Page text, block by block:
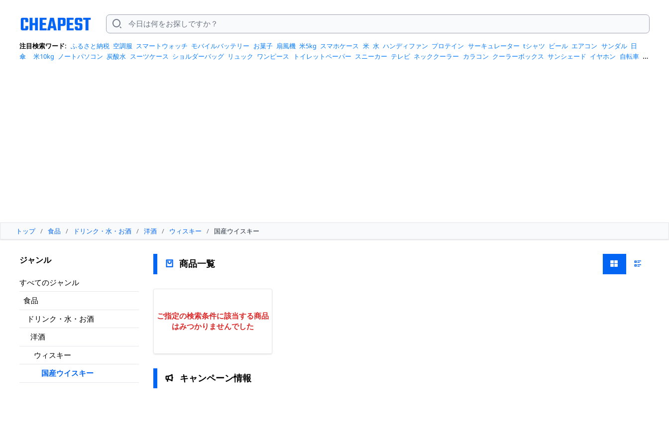
注目検索ワード: ふるさと納税 空調服 スマートウォッチ モバイルバッテリー お菓子 扇風機 米5kg スマホケース 米 水 ハンディファン プロテイン サーキュレーター tシャツ ビール エアコン サンダル 日
傘
米10kg ノートパソコン 炭酸水 スーツケース ショルダーバッグ リュック ワンピース トイレットペーパー スニーカー テレビ ネッククーラー カラコン クーラーボックス サンシェード イヤホン 自転車 ス
トップ / 食品 / ドリンク・水・お酒 / 洋酒 / ウィスキー / 国産ウイスキー
ジャンル
すべてのジャンル
食品
ドリンク・水・お酒
洋酒
ウィスキー
国産ウイスキー
商品一覧
ご指定の検索条件に該当する商品
はみつかりませんでした
キャンペーン情報